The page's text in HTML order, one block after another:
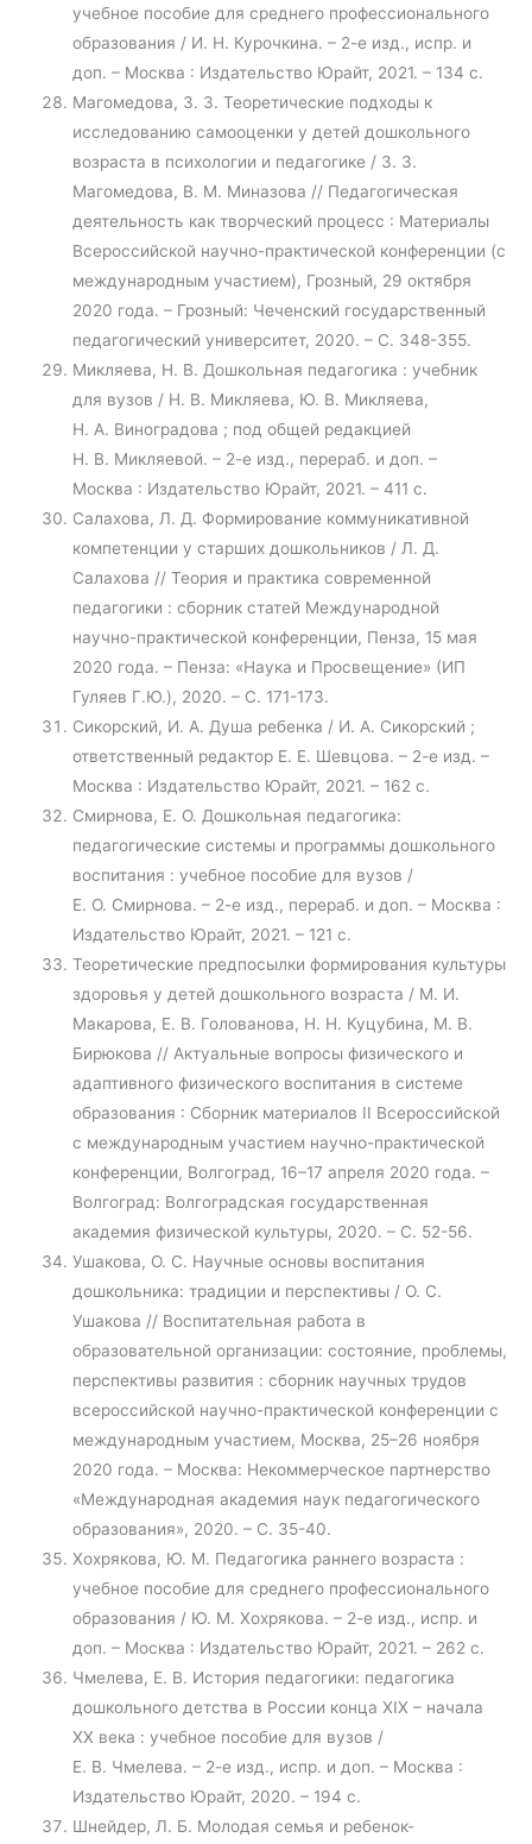
учебное пособие для среднего профессионального
образования / И. Н. Курочкина. – 2-е изд., испр. и
доп. – Москва : Издательство Юрайт, 2021. – 134 с.
Магомедова, З. З. Теоретические подходы к
исследованию самооценки у детей дошкольного
возраста в психологии и педагогике / З. З.
Магомедова, В. М. Миназова // Педагогическая
деятельность как творческий процесс : Материалы
Всероссийской научно-практической конференции (с
международным участием), Грозный, 29 октября
2020 года. – Грозный: Чеченский государственный
педагогический университет, 2020. – С. 348-355.
Микляева, Н. В. Дошкольная педагогика : учебник
для вузов / Н. В. Микляева, Ю. В. Микляева,
Н. А. Виноградова ; под общей редакцией
Н. В. Микляевой. – 2-е изд., перераб. и доп. –
Москва : Издательство Юрайт, 2021. – 411 с.
Салахова, Л. Д. Формирование коммуникативной
компетенции у старших дошкольников / Л. Д.
Салахова // Теория и практика современной
педагогики : сборник статей Международной
научно-практической конференции, Пенза, 15 мая
2020 года. – Пенза: «Наука и Просвещение» (ИП
Гуляев Г.Ю.), 2020. – С. 171-173.
Сикорский, И. А. Душа ребенка / И. А. Сикорский ;
ответственный редактор Е. Е. Шевцова. – 2-е изд. –
Москва : Издательство Юрайт, 2021. – 162 с.
Смирнова, Е. О. Дошкольная педагогика:
педагогические системы и программы дошкольного
воспитания : учебное пособие для вузов /
Е. О. Смирнова. – 2-е изд., перераб. и доп. – Москва :
Издательство Юрайт, 2021. – 121 с.
Теоретические предпосылки формирования культуры
здоровья у детей дошкольного возраста / М. И.
Макарова, Е. В. Голованова, Н. Н. Куцубина, М. В.
Бирюкова // Актуальные вопросы физического и
адаптивного физического воспитания в системе
образования : Сборник материалов II Всероссийской
с международным участием научно-практической
конференции, Волгоград, 16–17 апреля 2020 года. –
Волгоград: Волгоградская государственная
академия физической культуры, 2020. – С. 52-56.
Ушакова, О. С. Научные основы воспитания
дошкольника: традиции и перспективы / О. С.
Ушакова // Воспитательная работа в
образовательной организации: состояние, проблемы,
перспективы развития : сборник научных трудов
всероссийской научно-практической конференции с
международным участием, Москва, 25–26 ноября
2020 года. – Москва: Некоммерческое партнерство
«Международная академия наук педагогического
образования», 2020. – С. 35-40.
Хохрякова, Ю. М. Педагогика раннего возраста :
учебное пособие для среднего профессионального
образования / Ю. М. Хохрякова. – 2-е изд., испр. и
доп. – Москва : Издательство Юрайт, 2021. – 262 с.
Чмелева, Е. В. История педагогики: педагогика
дошкольного детства в России конца ХIХ – начала
ХХ века : учебное пособие для вузов /
Е. В. Чмелева. – 2-е изд., испр. и доп. – Москва :
Издательство Юрайт, 2020. – 194 с.
Шнейдер, Л. Б. Молодая семья и ребенок-